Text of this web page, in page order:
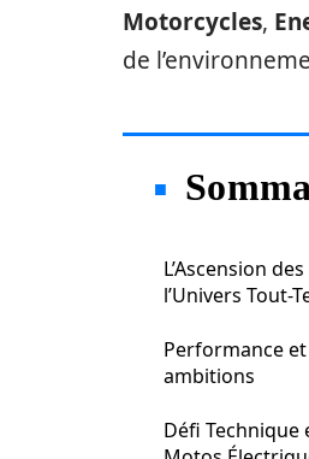
Motorcycles,
de
L’Ascension
l’Univers Tout-
Performance
ambitions
Défi Technique